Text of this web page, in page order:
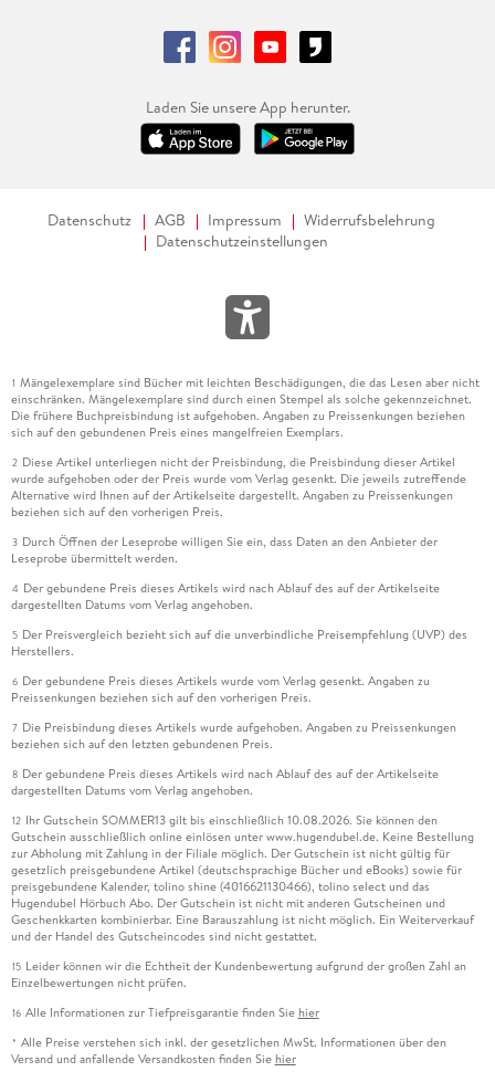
Laden Sie unsere App herunter.
Datenschutz AGB Impressum
Widerrufsbelehrung
Datenschutzeinstellungen
1 Mängelexemplare sind Bücher mit leichten Beschädigungen, die das Lesen aber nicht
einschränken. Mängelexemplare sind durch einen Stempel als solche gekennzeichnet.
Die frühere Buchpreisbindung ist aufgehoben. Angaben zu Preissenkungen beziehen
sich auf den gebundenen Preis eines mangelfreien Exemplars.
2 Diese Artikel unterliegen nicht der Preisbindung, die Preisbindung dieser Artikel
wurde aufgehoben oder der Preis wurde vom Verlag gesenkt. Die jeweils zutreffende
Alternative wird Ihnen auf der Artikelseite dargestellt. Angaben zu Preissenkungen
beziehen sich auf den vorherigen Preis.
3 Durch Öffnen der Leseprobe willigen Sie ein, dass Daten an den Anbieter der
Leseprobe übermittelt werden.
4 Der gebundene Preis dieses Artikels wird nach Ablauf des auf der Artikelseite
dargestellten Datums vom Verlag angehoben.
5 Der Preisvergleich bezieht sich auf die unverbindliche Preisempfehlung (UVP) des
Herstellers.
6 Der gebundene Preis dieses Artikels wurde vom Verlag gesenkt. Angaben zu
Preissenkungen beziehen sich auf den vorherigen Preis.
7 Die Preisbindung dieses Artikels wurde aufgehoben. Angaben zu Preissenkungen
beziehen sich auf den letzten gebundenen Preis.
8 Der gebundene Preis dieses Artikels wird nach Ablauf des auf der Artikelseite
dargestellten Datums vom Verlag angehoben.
12 Ihr Gutschein SOMMER13 gilt bis einschließlich 10.08.2026. Sie können den
Gutschein ausschließlich online einlösen unter www.hugendubel.de. Keine Bestellung
zur Abholung mit Zahlung in der Filiale möglich. Der Gutschein ist nicht gültig für
gesetzlich preisgebundene Artikel (deutschsprachige Bücher und eBooks) sowie für
preisgebundene Kalender, tolino shine (4016621130466), tolino select und das
Hugendubel Hörbuch Abo. Der Gutschein ist nicht mit anderen Gutscheinen und
Geschenkkarten kombinierbar. Eine Barauszahlung ist nicht möglich. Ein Weiterverkauf
und der Handel des Gutscheincodes sind nicht gestattet.
15 Leider können wir die Echtheit der Kundenbewertung aufgrund der großen Zahl an
Einzelbewertungen nicht prüfen.
16 Alle Informationen zur Tiefpreisgarantie finden Sie hier
* Alle Preise verstehen sich inkl. der gesetzlichen MwSt. Informationen über den
Versand und anfallende Versandkosten finden Sie hier